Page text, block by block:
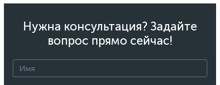
Нужна консультация? Задайте
вопрос прямо сейчас!